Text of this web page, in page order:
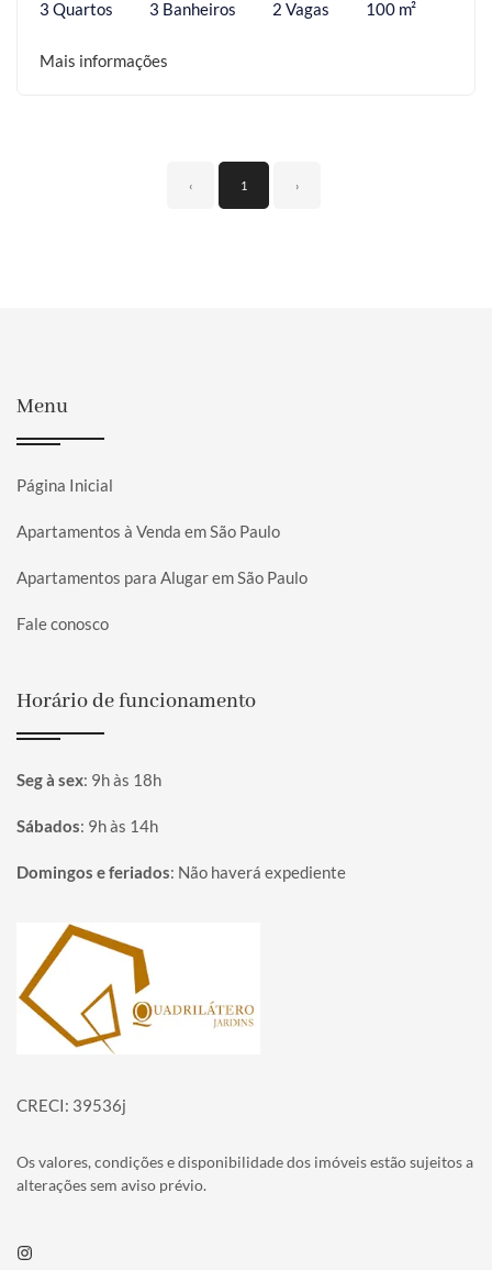
3 Quartos 3 Banheiros 2 Vagas 100 m²
Mais informações
‹ 1 ›
Menu
Página Inicial
Apartamentos à Venda em São Paulo
Apartamentos para Alugar em São Paulo
Fale conosco
Horário de funcionamento
Seg à sex: 9h às 18h
Sábados: 9h às 14h
Domingos e feriados: Não haverá expediente
Página inicial
CRECI: 39536j
Os valores, condições e disponibilidade dos imóveis estão sujeitos a
alterações sem aviso prévio.
Instagram